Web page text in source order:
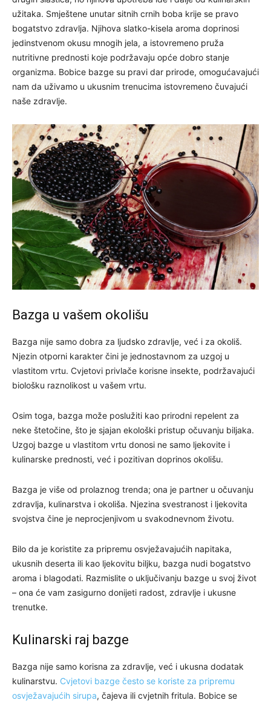
užitaka. Smještene unutar sitnih crnih boba krije se pravo
bogatstvo zdravlja. Njihova slatko-kisela aroma doprinosi
jedinstvenom okusu mnogih jela, a istovremeno pruža
nutritivne prednosti koje podržavaju opće dobro stanje
organizma. Bobice bazge su pravi dar prirode, omogućavajući
nam da uživamo u ukusnim trenucima istovremeno čuvajući
naše zdravlje.
Bazga u vašem okolišu
Bazga nije samo dobra za ljudsko zdravlje, već i za okoliš.
Njezin otporni karakter čini je jednostavnom za uzgoj u
vlastitom vrtu. Cvjetovi privlače korisne insekte, podržavajući
biološku raznolikost u vašem vrtu.
Osim toga, bazga može poslužiti kao prirodni repelent za
neke štetočine, što je sjajan ekološki pristup očuvanju biljaka.
Uzgoj bazge u vlastitom vrtu donosi ne samo ljekovite i
kulinarske prednosti, već i pozitivan doprinos okolišu.
Bazga je više od prolaznog trenda; ona je partner u očuvanju
zdravlja, kulinarstva i okoliša. Njezina svestranost i ljekovita
svojstva čine je neprocjenjivom u svakodnevnom životu.
Bilo da je koristite za pripremu osvježavajućih napitaka,
ukusnih deserta ili kao ljekovitu biljku, bazga nudi bogatstvo
aroma i blagodati. Razmislite o uključivanju bazge u svoj život
– ona će vam zasigurno donijeti radost, zdravlje i ukusne
trenutke.
Kulinarski raj bazge
Bazga nije samo korisna za zdravlje, već i ukusna dodatak
kulinarstvu. Cvjetovi bazge često se koriste za pripremu
osvježavajućih sirupa, čajeva ili cvjetnih fritula. Bobice se